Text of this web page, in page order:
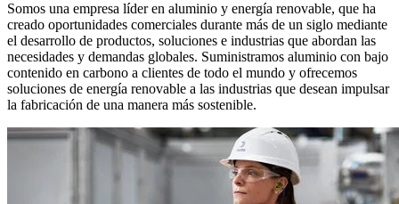
Somos una empresa líder en aluminio y energía renovable, que ha
creado oportunidades comerciales durante más de un siglo mediante
el desarrollo de productos, soluciones e industrias que abordan las
necesidades y demandas globales. Suministramos aluminio con bajo
contenido en carbono a clientes de todo el mundo y ofrecemos
soluciones de energía renovable a las industrias que desean impulsar
la fabricación de una manera más sostenible.